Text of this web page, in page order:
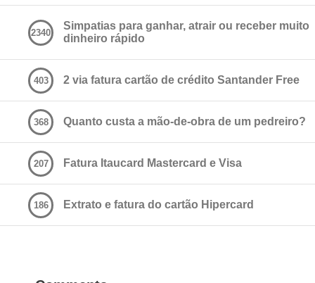
Simpatias para ganhar, atrair ou receber muito
dinheiro rápido
2340
2 via fatura cartão de crédito Santander Free
403
Quanto custa a mão-de-obra de um pedreiro?
368
Fatura Itaucard Mastercard e Visa
207
Extrato e fatura do cartão Hipercard
186